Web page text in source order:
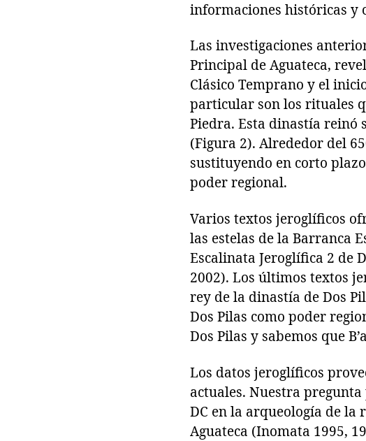
informaciones históricas y
Las investigaciones
Principal de Aguateca,
Clásico Temprano y el
particular son los rituales
Piedra. Esta dinastía reinó
(Figura 2). Alrededor del
sustituyendo en corto
poder regional.
Varios textos jeroglíficos
las estelas de la Barranca
Escalinata Jeroglífica 2 de
2002). Los últimos textos
rey de la dinastía de Dos
Dos Pilas como poder
Dos Pilas y sabemos que
Los datos jeroglíficos
actuales. Nuestra
DC en la arqueología de la
Aguateca (Inomata 1995,